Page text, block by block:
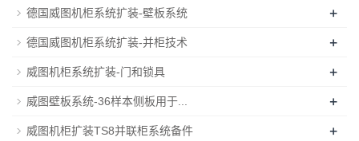
德国威图机柜系统扩装-壁板系统 +
德国威图机柜系统扩装-并柜技术 +
威图机柜系统扩装-门和锁具 +
威图壁板系统-36样本侧板用于... +
威图机柜扩装TS8并联柜系统备件 +